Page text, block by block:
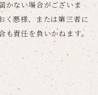
かない場合がございま
く悪様、または第三者に
も責任を負いかねます。